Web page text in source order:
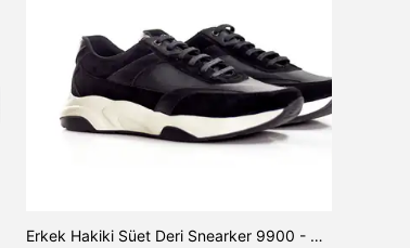
Erkek Hakiki Süet Deri Snearker 9900 - Siyah